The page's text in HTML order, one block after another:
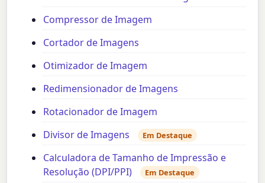
Compressor de Imagem
Cortador de Imagens
Otimizador de Imagem
Redimensionador de Imagens
Rotacionador de Imagem
Divisor de Imagens
Em Destaque
Calculadora de Tamanho de Impressão e
Resolução (DPI/PPI)
Em Destaque